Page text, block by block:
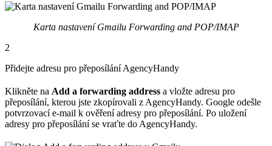
Karta nastavení Gmailu Forwarding and POP/IMAP
2
Přidejte adresu pro přeposílání AgencyHandy
Klikněte na Add a forwarding address a vložte adresu pro
přeposílání, kterou jste zkopírovali z AgencyHandy. Google odešle
potvrzovací e-mail k ověření adresy pro přeposílání. Po uložení
adresy pro přeposílání se vraťte do AgencyHandy.